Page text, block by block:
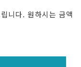
니다. 원하시는 금액